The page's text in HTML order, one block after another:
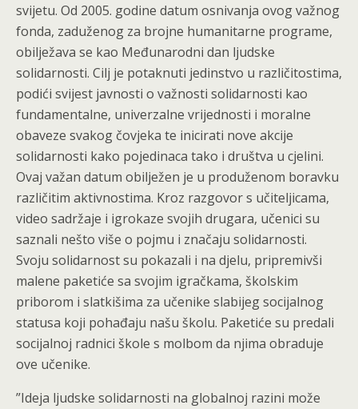
svijetu. Od 2005. godine datum osnivanja ovog važnog
fonda, zaduženog za brojne humanitarne programe,
obilježava se kao Međunarodni dan ljudske
solidarnosti. Cilj je potaknuti jedinstvo u različitostima,
podići svijest javnosti o važnosti solidarnosti kao
fundamentalne, univerzalne vrijednosti i moralne
obaveze svakog čovjeka te inicirati nove akcije
solidarnosti kako pojedinaca tako i društva u cjelini.
Ovaj važan datum obilježen je u produženom boravku
različitim aktivnostima. Kroz razgovor s učiteljicama,
video sadržaje i igrokaze svojih drugara, učenici su
saznali nešto više o pojmu i značaju solidarnosti.
Svoju solidarnost su pokazali i na djelu, pripremivši
malene paketiće sa svojim igračkama, školskim
priborom i slatkišima za učenike slabijeg socijalnog
statusa koji pohađaju našu školu. Paketiće su predali
socijalnoj radnici škole s molbom da njima obraduje
ove učenike.
”Ideja ljudske solidarnosti na globalnoj razini može